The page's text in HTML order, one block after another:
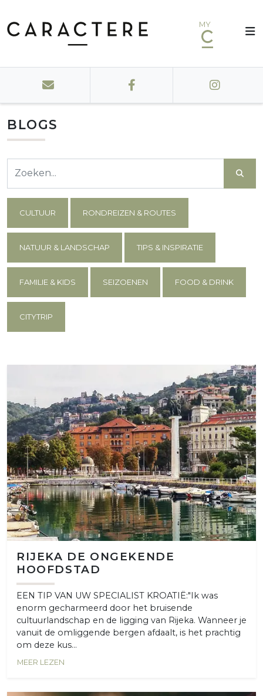
MY
BLOGS
CULTUUR RONDREIZEN & ROUTES
NATUUR & LANDSCHAP TIPS & INSPIRATIE
FAMILIE & KIDS SEIZOENEN FOOD & DRINK
CITYTRIP
RIJEKA DE ONGEKENDE
HOOFDSTAD
EEN TIP VAN UW SPECIALIST KROATIË:"Ik was
enorm gecharmeerd door het bruisende
cultuurlandschap en de ligging van Rijeka. Wanneer je
vanuit de omliggende bergen afdaalt, is het prachtig
om deze kus...
MEER LEZEN